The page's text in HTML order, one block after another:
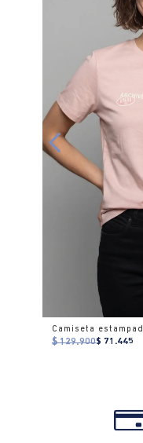
$ 129.900$ 71.445